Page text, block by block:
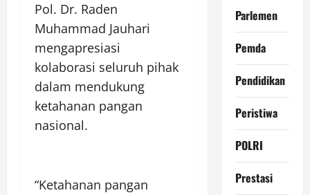
Pol. Dr. Raden
Muhammad Jauhari
mengapresiasi
kolaborasi seluruh pihak
dalam mendukung
ketahanan pangan
nasional.
“Ketahanan pangan
Parlemen
Pemda
Pendidikan
Peristiwa
POLRI
Prestasi